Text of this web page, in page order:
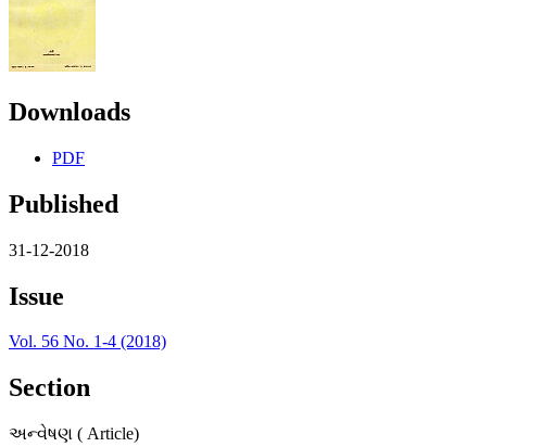
Downloads
PDF
Published
31-12-2018
Issue
Vol. 56 No. 1-4 (2018)
Section
અન્વેષણ ( Article)